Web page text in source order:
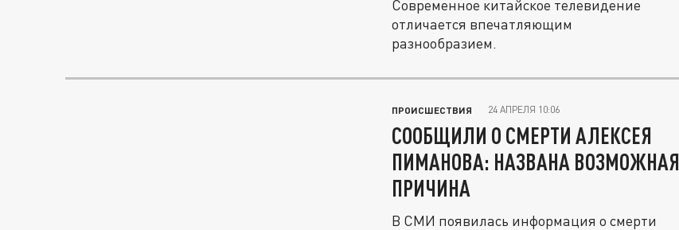
Современное китайское телевидение
отличается впечатляющим
разнообразием.
ПРОИСШЕСТВИЯ 24 АПРЕЛЯ 10:06
СООБЩИЛИ О СМЕРТИ АЛЕКСЕЯ
ПИМАНОВА: НАЗВАНА ВОЗМОЖНАЯ
ПРИЧИНА
В СМИ появилась информация о смерти